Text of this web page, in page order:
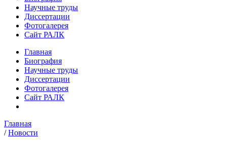
Научные труды
Диссертации
Фотогалерея
Сайт РАЛК
Главная
Биография
Научные труды
Диссертации
Фотогалерея
Сайт РАЛК
Главная
/ Новости